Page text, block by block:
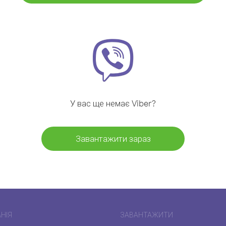
У вас ще немає Viber?
Завантажити зараз
ЗАВАНТАЖИТИ